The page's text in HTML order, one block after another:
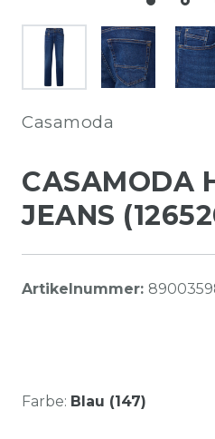
Casamoda
CASAMODA
JEANS
Artikelnummer:
Farbe: Blau (147)